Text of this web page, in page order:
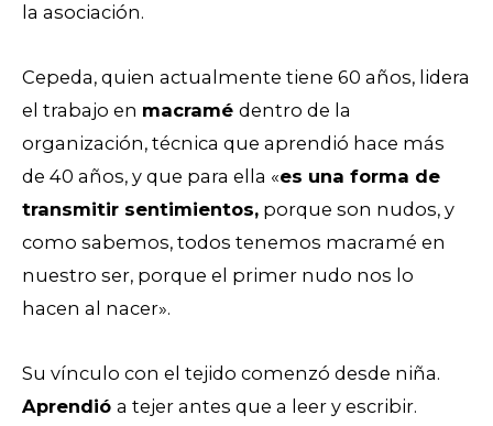
la asociación.
Cepeda, quien actualmente tiene 60 años, lidera
el trabajo en macramé dentro de la
organización, técnica que aprendió hace más
de 40 años, y que para ella «es una forma de
transmitir sentimientos, porque son nudos, y
como sabemos, todos tenemos macramé en
nuestro ser, porque el primer nudo nos lo
hacen al nacer».
Su vínculo con el tejido comenzó desde niña.
Aprendió a tejer antes que a leer y escribir.